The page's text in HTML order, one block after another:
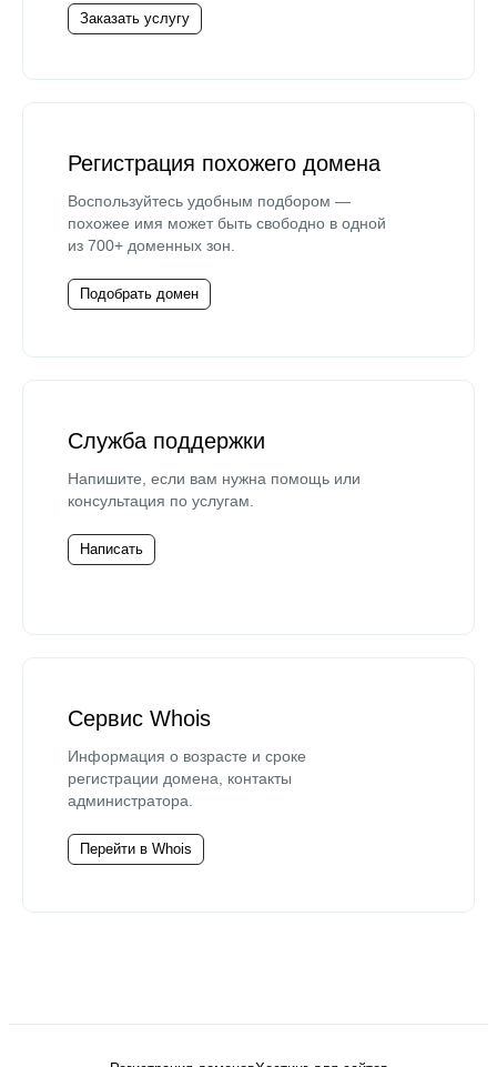
Заказать услугу
Регистрация похожего домена
Воспользуйтесь удобным подбором —
похожее имя может быть свободно в одной
из 700+ доменных зон.
Подобрать домен
Служба поддержки
Напишите, если вам нужна помощь или
консультация по услугам.
Написать
Сервис Whois
Информация о возрасте и сроке
регистрации домена, контакты
администратора.
Перейти в Whois